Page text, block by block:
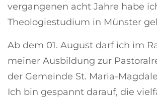
vergangenen acht Jahre habe
Theologiestudium in Münster
Ab dem 01. August darf ich im
meiner Ausbildung zur
der Gemeinde St. Maria-
Ich bin gespannt darauf, die